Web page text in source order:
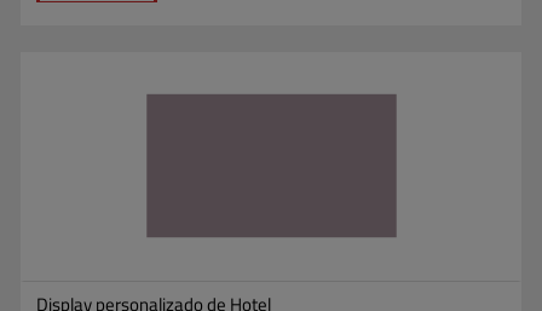
Display personalizado de Hotel